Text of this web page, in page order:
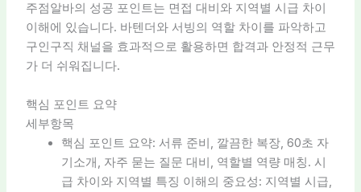
주점알바의 성공 포인트는 면접 대비와 지역별 시급 차이
이해에 있습니다. 바텐더와 서빙의 역할 차이를 파악하고
구인구직 채널을 효과적으로 활용하면 합격과 안정적 근무
가 더 쉬워집니다.
핵심 포인트 요약
세부항목
핵심 포인트 요약: 서류 준비, 깔끔한 복장, 60초 자
기소개, 자주 묻는 질문 대비, 역할별 역량 매칭. 시
급 차이와 지역별 특징 이해의 중요성: 지역별 시급,